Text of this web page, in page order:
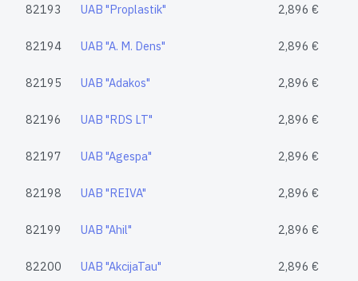
82193 UAB "Proplastik" 2,896 €
82194 UAB "A. M. Dens" 2,896 €
82195 UAB "Adakos" 2,896 €
82196 UAB "RDS LT" 2,896 €
82197 UAB "Agespa" 2,896 €
82198 UAB "REIVA" 2,896 €
82199 UAB "Ahil" 2,896 €
82200 UAB "AkcijaTau" 2,896 €